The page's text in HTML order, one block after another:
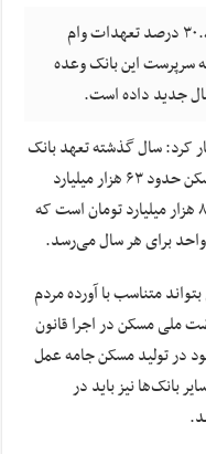
کسب و کار نیوز- در حالی بانک مسکن به ۳۰.۸ درصد تعهدات وام
این بانک وعده
کرد: سال گذشته تعهد بانک
مسکن برای پرداخت تسهیلات نهضت ملی مسکن حدود ۶۳ هزار میلیارد
تومان بود. این میزان برای سال جدید حدود ۸۱ هزار میلیارد تومان است که
متناسب با آورده مردم
ملی مسکن در اجرا قانون
در تولید مسکن جامه عمل
بانک‌ها نیز باید در